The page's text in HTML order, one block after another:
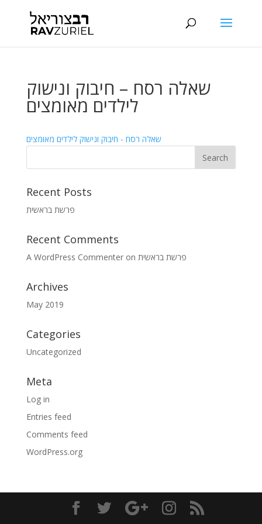
שאלה רסח – חיבוק ונישוק
לילדים מאומצים
שאלה רסח - חיבוק ונישוק לילדים מאומצים
Recent Posts
פרשת בראשית
Recent Comments
A WordPress Commenteron פרשת בראשית
Archives
May 2019
Categories
Uncategorized
Meta
Log in
Entries feed
Comments feed
WordPress.org